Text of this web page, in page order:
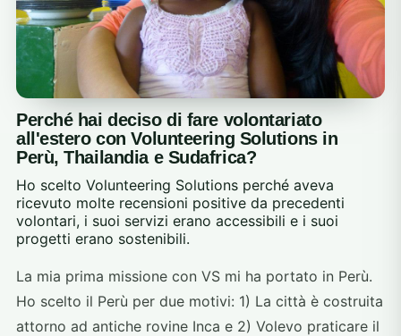
Perché hai deciso di fare volontariato
all'estero con Volunteering Solutions in
Perù, Thailandia e Sudafrica?
Ho scelto Volunteering Solutions perché aveva
ricevuto molte recensioni positive da precedenti
volontari, i suoi servizi erano accessibili e i suoi
progetti erano sostenibili.
La mia prima missione con VS mi ha portato in Perù.
Ho scelto il Perù per due motivi: 1) La città è costruita
attorno ad antiche rovine Inca e 2) Volevo praticare il